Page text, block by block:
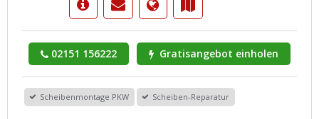
02151 156222 Gratisangebot einholen
Scheibenmontage PKW Scheiben-Reparatur